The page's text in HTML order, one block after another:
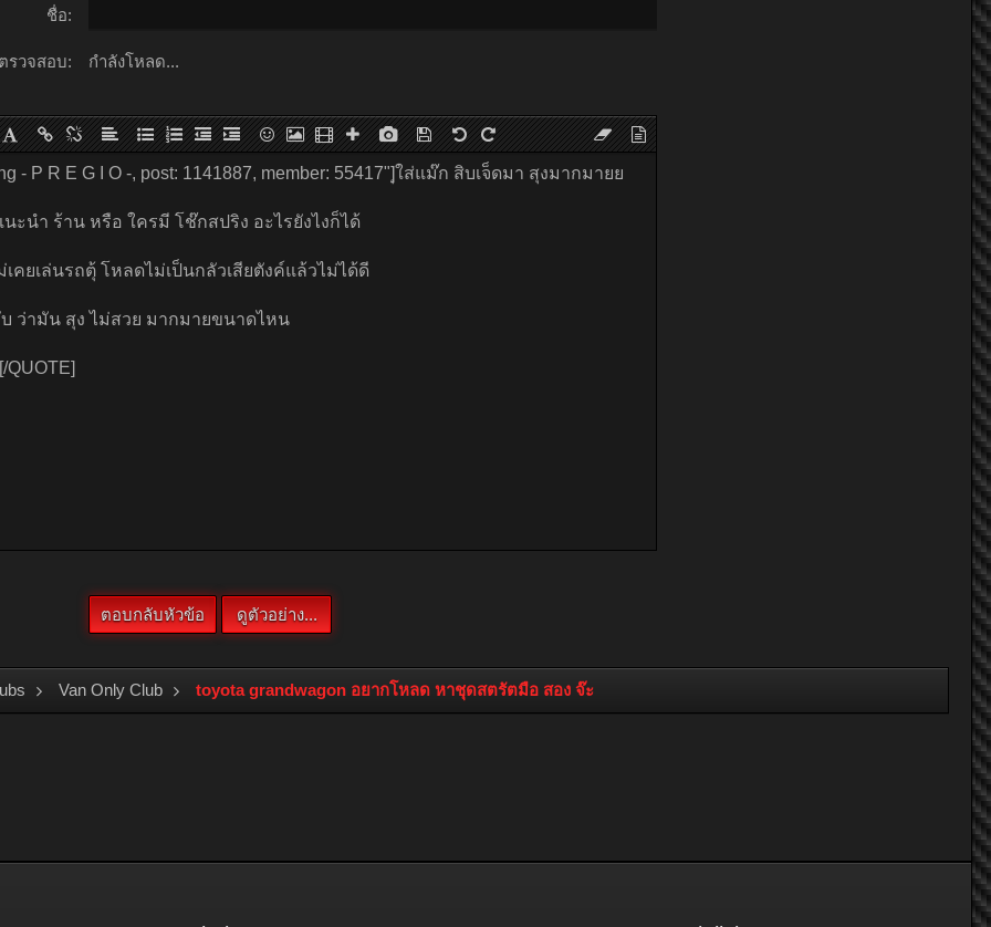
ชื่อ:
รวจสอบ: กำลังโหลด...
Van Only Club toyota grandwagon อยากโหลด หาชุดสตรัตมือ สอง จ๊ะ